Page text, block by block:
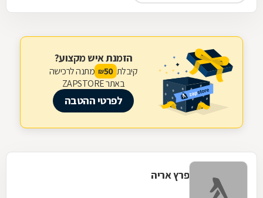
הזמנת איש מקצוע?
קיבלת 50
₪ מתנה לרכישה
באתר ZAPSTORE
לפרטי ההטבה
פרץ אריה